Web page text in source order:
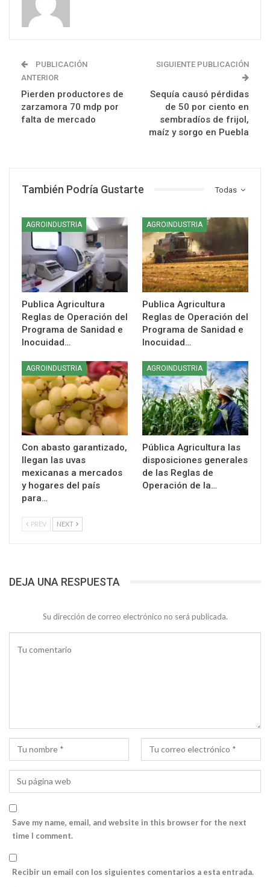
PUBLICACIÓN
ANTERIOR
Pierden productores de
zarzamora 70 mdp por
falta de mercado
SIGUIENTE PUBLICACIÓN
Sequía causó pérdidas
de 50 por ciento en
sembradíos de frijol,
maíz y sorgo en Puebla
Todas
También Podría Gustarte
AGROINDUSTRIA
Publica Agricultura
Reglas de Operación del
Programa de Sanidad e
Inocuidad…
AGROINDUSTRIA
Publica Agricultura
Reglas de Operación del
Programa de Sanidad e
Inocuidad…
AGROINDUSTRIA
Con abasto garantizado,
llegan las uvas
mexicanas a mercados
y hogares del país
para…
AGROINDUSTRIA
Pública Agricultura las
disposiciones generales
de las Reglas de
Operación de la…
PREV NEXT
DEJA UNA RESPUESTA
Su dirección de correo electrónico no será publicada.
Save my name, email, and website in this browser for the next
time I comment.
Recibir un email con los siguientes comentarios a esta entrada.